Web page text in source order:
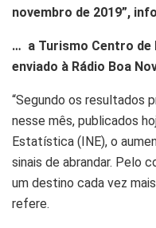
novembro de 2019”,
… a Turismo Centro de
enviado à Rádio Boa
“Segundo os resultados
nesse mês, publicados
Estatística (INE), o
sinais de abrandar. Pelo
um destino cada vez
refere.